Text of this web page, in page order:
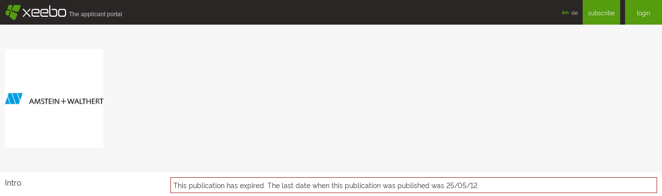
§xeebo The applicant portal en de subscribe login
Intro
This publication has expired. The last date when this publication was published was 25/05/12.